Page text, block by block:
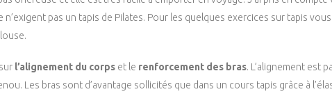
n’exigent pas un tapis de Pilates. Pour les quelques exercices sur tapis
l’alignement du corps et le renforcement des bras. L’alignement est
Les bras sont d’avantage sollicités que dans un cours tapis grâce à